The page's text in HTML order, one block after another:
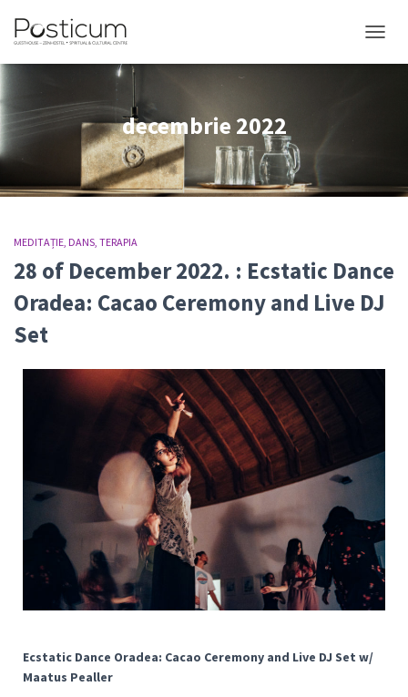
decembrie 2022
MEDITAȚIE DANS TERAPIA
28 of December 2022. : Ecstatic Dance
Oradea: Cacao Ceremony and Live DJ
Set
Ecstatic Dance Oradea: Cacao Ceremony and Live DJ Set w/
Maatus Pealler